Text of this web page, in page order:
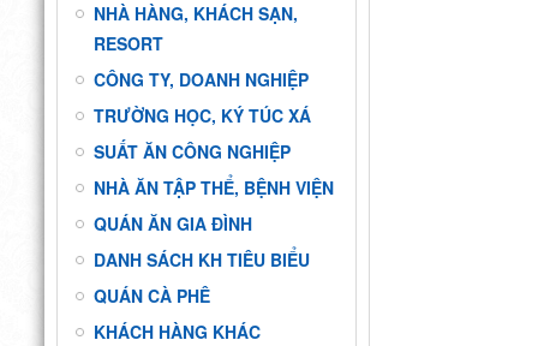
NHÀ HÀNG, KHÁCH SẠN,
RESORT
CÔNG TY, DOANH NGHIỆP
TRƯỜNG HỌC, KÝ TÚC XÁ
SUẤT ĂN CÔNG NGHIỆP
NHÀ ĂN TẬP THỂ, BỆNH VIỆN
QUÁN ĂN GIA ĐÌNH
DANH SÁCH KH TIÊU BIỂU
QUÁN CÀ PHÊ
KHÁCH HÀNG KHÁC